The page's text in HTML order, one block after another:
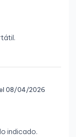
08/04/2026
indicado.